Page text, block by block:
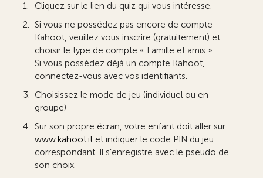
Cliquez sur le lien du quiz qui vous intéresse.
Si vous ne possédez pas encore de compte
Kahoot, veuillez vous inscrire (gratuitement) et
choisir le type de compte « Famille et amis ».
Si vous possédez déjà un compte Kahoot,
connectez-vous avec vos identifiants.
Choisissez le mode de jeu (individuel ou en
groupe)
Sur son propre écran, votre enfant doit aller sur
www.kahoot.it et indiquer le code PIN du jeu
correspondant. Il s’enregistre avec le pseudo de
son choix.